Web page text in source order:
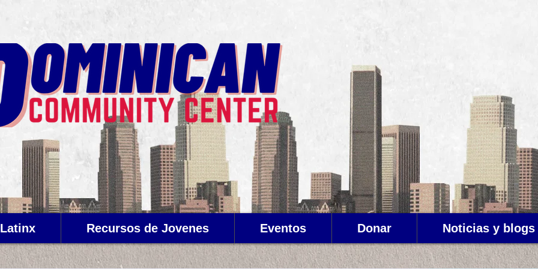
Recursos de Jovenes Eventos Donar Noticias y blogs